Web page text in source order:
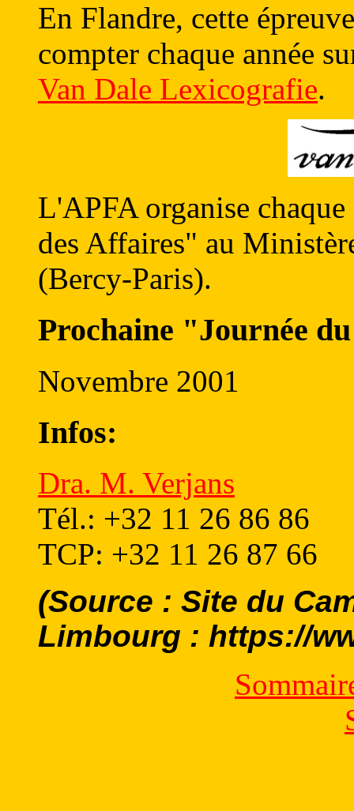
En Flandre, cette
compter chaque année
Van Dale Lexicografie.
L'APFA organise
des Affaires" au
(Bercy-Paris).
Prochaine "Journée
Novembre 2001
Infos:
Dra. M. Verjans
Tél.: +32 11 26 86 86
TCP: +32 11 26 87 66
(Source : Site du
Limbourg : https://